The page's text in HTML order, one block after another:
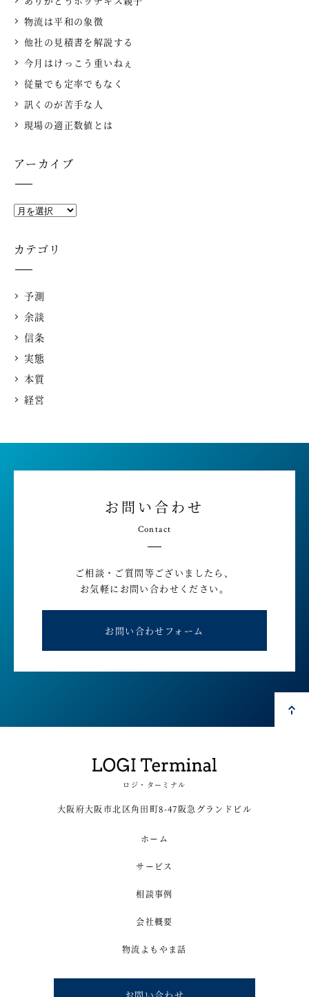
物流は平和の象徴
他社の見積書を解説する
今月はけっこう重いねぇ
従量でも定率でもなく
訊くのが苦手な人
現場の適正数値とは
アーカイブ
カテゴリ
予測
余談
信条
実態
本質
経営
お問い合わせ
Contact
ご相談・ご質問等ございましたら、
お気軽にお問い合わせください。
お問い合わせフォーム
ロジ・ターミナル
大阪府大阪市北区角田町8-47阪急グランドビル
ホーム
サービス
相談事例
会社概要
物流よもやま話